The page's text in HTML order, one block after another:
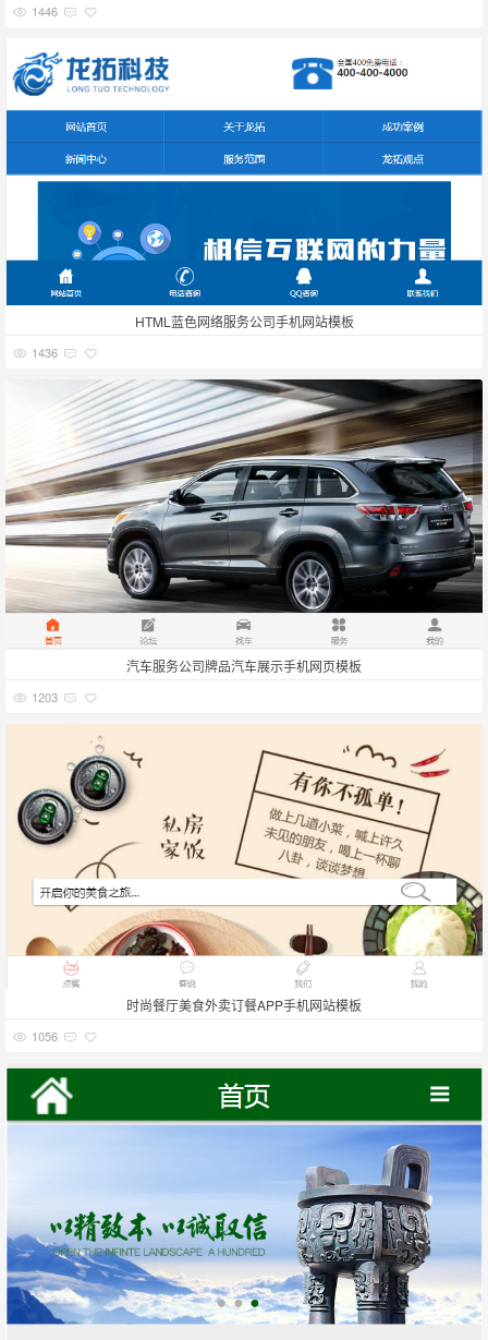
1446
HTML蓝色网络服务公司手机网站模板
1436
汽车服务公司牌品汽车展示手机网页模板
1203
时尚餐厅美食外卖订餐APP手机网站模板
1056